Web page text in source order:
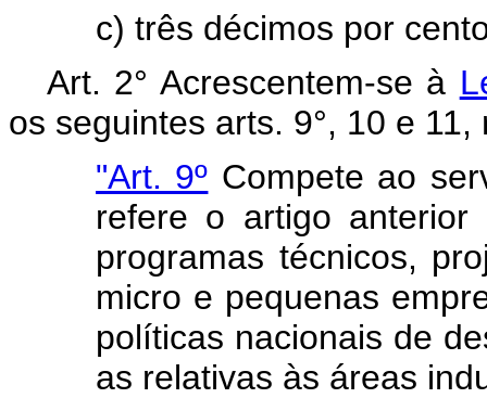
c) três décimos por
Art. 2° Acrescentem-se à
os seguintes arts. 9°, 10 e
"Art. 9º Compete ao
refere o artigo anterior
programas técnicos,
micro e pequenas
políticas nacionais de
as relativas às áreas